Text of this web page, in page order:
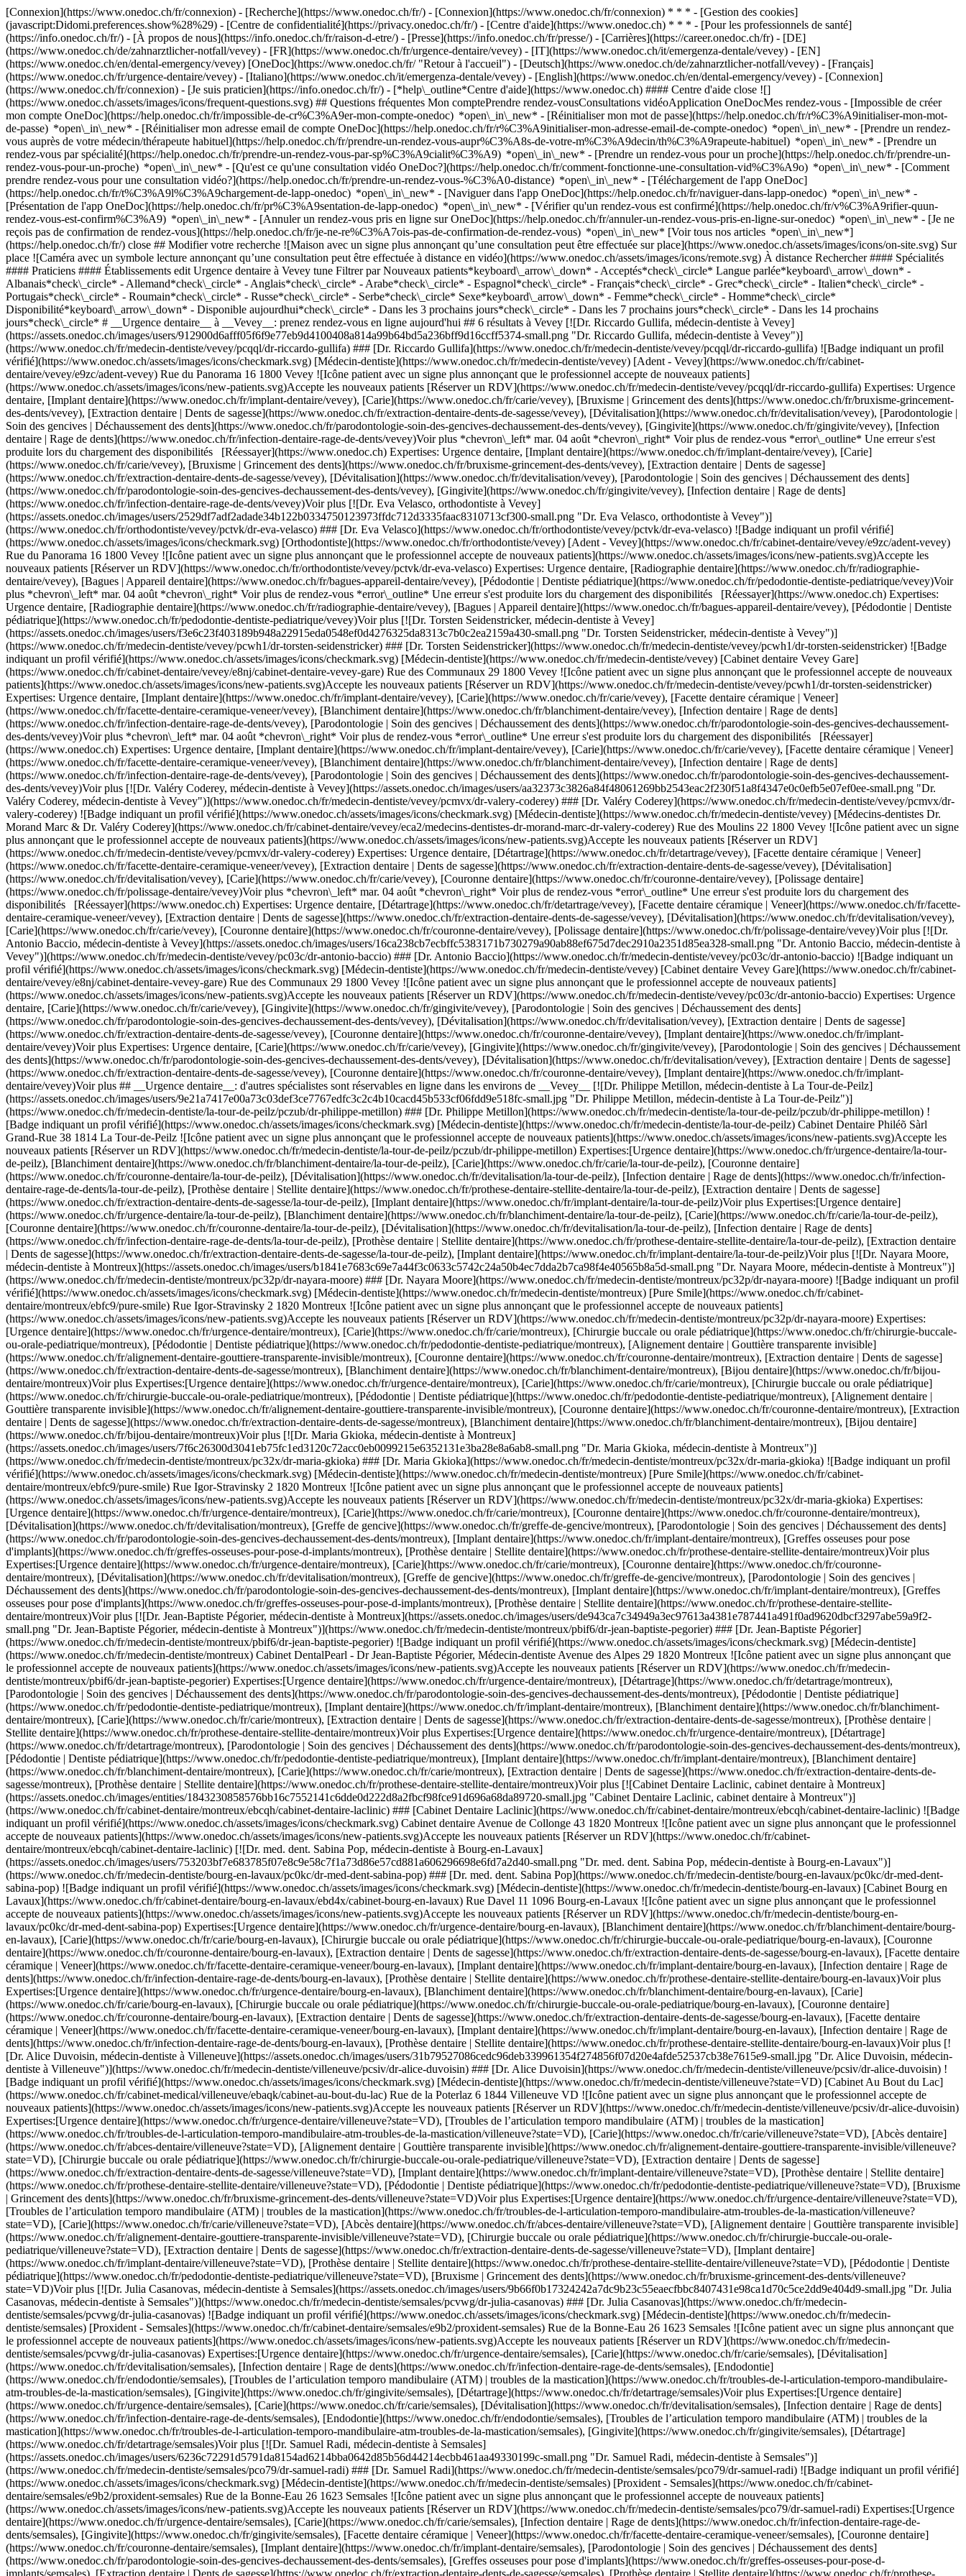
[Connexion](https://www.onedoc.ch/fr/connexion) - [Recherche](https://www.onedoc.ch/fr/) - [Connexion](https://www.onedoc.ch/fr/connexion) * * * - [Gestion des cookies]
(javascript:Didomi.preferences.show%28%29) - [Centre de confidentialité](https://privacy.onedoc.ch/fr/) - [Centre d'aide](https://www.onedoc.ch) * * * - [Pour les professionnels de santé]
(https://info.onedoc.ch/fr/) - [À propos de nous](https://info.onedoc.ch/fr/raison-d-etre/) - [Presse](https://info.onedoc.ch/fr/presse/) - [Carrières](https://career.onedoc.ch/fr) - [DE]
(https://www.onedoc.ch/de/zahnarztlicher-notfall/vevey) - [FR](https://www.onedoc.ch/fr/urgence-dentaire/vevey) - [IT](https://www.onedoc.ch/it/emergenza-dentale/vevey) - [EN]
(https://www.onedoc.ch/en/dental-emergency/vevey) [OneDoc](https://www.onedoc.ch/fr/ "Retour à l'accueil") - [Deutsch](https://www.onedoc.ch/de/zahnarztlicher-notfall/vevey) - [Français]
(https://www.onedoc.ch/fr/urgence-dentaire/vevey) - [Italiano](https://www.onedoc.ch/it/emergenza-dentale/vevey) - [English](https://www.onedoc.ch/en/dental-emergency/vevey) - [Connexion]
(https://www.onedoc.ch/fr/connexion) - [Je suis praticien](https://info.onedoc.ch/fr/) - [*help\_outline*Centre d'aide](https://www.onedoc.ch) #### Centre d'aide close ![]
(https://www.onedoc.ch/assets/images/icons/frequent-questions.svg) ## Questions fréquentes Mon comptePrendre rendez-vousConsultations vidéoApplication OneDocMes rendez-vous - [Impossible de créer
mon compte OneDoc](https://help.onedoc.ch/fr/impossible-de-cr%C3%A9er-mon-compte-onedoc) *open\_in\_new* - [Réinitialiser mon mot de passe](https://help.onedoc.ch/fr/r%C3%A9initialiser-mon-mot-
de-passe) *open\_in\_new* - [Réinitialiser mon adresse email de compte OneDoc](https://help.onedoc.ch/fr/r%C3%A9initialiser-mon-adresse-email-de-compte-onedoc) *open\_in\_new* - [Prendre un rendez-
vous auprès de votre médecin/thérapeute habituel](https://help.onedoc.ch/fr/prendre-un-rendez-vous-aupr%C3%A8s-de-votre-m%C3%A9decin/th%C3%A9rapeute-habituel) *open\_in\_new* - [Prendre un
rendez-vous par spécialité](https://help.onedoc.ch/fr/prendre-un-rendez-vous-par-sp%C3%A9cialit%C3%A9) *open\_in\_new* - [Prendre un rendez-vous pour un proche](https://help.onedoc.ch/fr/prendre-un-
rendez-vous-pour-un-proche) *open\_in\_new* - [Qu'est ce qu'une consultation vidéo OneDoc?](https://help.onedoc.ch/fr/comment-fonctionne-une-consultation-vid%C3%A9o) *open\_in\_new* - [Comment
prendre rendez-vous pour une consultation vidéo?](https://help.onedoc.ch/fr/prendre-un-rendez-vous-%C3%A0-distance) *open\_in\_new* - [Téléchargement de l'app OneDoc]
(https://help.onedoc.ch/fr/t%C3%A9l%C3%A9chargement-de-lapp-onedoc) *open\_in\_new* - [Naviguer dans l'app OneDoc](https://help.onedoc.ch/fr/naviguer-dans-lapp-onedoc) *open\_in\_new* -
[Présentation de l'app OneDoc](https://help.onedoc.ch/fr/pr%C3%A9sentation-de-lapp-onedoc) *open\_in\_new* - [Vérifier qu'un rendez-vous est confirmé](https://help.onedoc.ch/fr/v%C3%A9rifier-quun-rendez-vous-est-confirm%C3%A9) *open\_in\_new* - [Annuler un rendez-vous pris en ligne sur OneDoc](https://help.onedoc.ch/fr/annuler-un-rendez-vous-pris-en-ligne-sur-onedoc) *open\_in\_new* - [Je ne reçois pas de confirmation de rendez-vous](https://help.onedoc.ch/fr/je-ne-re%C3%A7ois-pas-de-confirmation-de-rendez-vous) *open\_in\_new* [Voir tous nos articles *open\_in\_new*](https://help.onedoc.ch/fr/) close ## Modifier votre recherche ![Maison avec un signe plus annonçant qu’une consultation peut être effectuée sur place](https://www.onedoc.ch/assets/images/icons/on-site.svg) Sur place ![Caméra avec un symbole lecture annonçant qu’une consultation peut être effectuée à distance en vidéo](https://www.onedoc.ch/assets/images/icons/remote.svg) À distance Rechercher #### Spécialités #### Praticiens #### Établissements edit Urgence dentaire à Vevey tune Filtrer par Nouveaux patients*keyboard\_arrow\_down* - Acceptés*check\_circle* Langue parlée*keyboard\_arrow\_down* - Albanais*check\_circle* - Allemand*check\_circle* - Anglais*check\_circle* - Arabe*check\_circle* - Espagnol*check\_circle* - Français*check\_circle* - Grec*check\_circle* - Italien*check\_circle* - Portugais*check\_circle* - Roumain*check\_circle* - Russe*check\_circle* - Serbe*check\_circle* Sexe*keyboard\_arrow\_down* - Femme*check\_circle* - Homme*check\_circle* Disponibilité*keyboard\_arrow\_down* - Disponible aujourdhui*check\_circle* - Dans les 3 prochains jours*check\_circle* - Dans les 7 prochains jours*check\_circle* - Dans les 14 prochains jours*check\_circle* # __Urgence dentaire__ à __Vevey__: prenez rendez-vous en ligne aujourd'hui ## 6 résultats à Vevey [![Dr. Riccardo Gullifa, médecin-dentiste à Vevey](https://assets.onedoc.ch/images/users/912900d6afff05f6f9e77eb9d4100408a814a99b64bd5a236bff9d16ccff5374-small.png "Dr. Riccardo Gullifa, médecin-dentiste à Vevey")](https://www.onedoc.ch/fr/medecin-dentiste/vevey/pcqql/dr-riccardo-gullifa) ### [Dr. Riccardo Gullifa](https://www.onedoc.ch/fr/medecin-dentiste/vevey/pcqql/dr-riccardo-gullifa) ![Badge indiquant un profil vérifié](https://www.onedoc.ch/assets/images/icons/checkmark.svg) [Médecin-dentiste](https://www.onedoc.ch/fr/medecin-dentiste/vevey) [Adent - Vevey](https://www.onedoc.ch/fr/cabinet-dentaire/vevey/e9zc/adent-vevey) Rue du Panorama 16 1800 Vevey ![Icône patient avec un signe plus annonçant que le professionnel accepte de nouveaux patients](https://www.onedoc.ch/assets/images/icons/new-patients.svg)Accepte les nouveaux patients [Réserver un RDV](https://www.onedoc.ch/fr/medecin-dentiste/vevey/pcqql/dr-riccardo-gullifa) Expertises: Urgence dentaire, [Implant dentaire](https://www.onedoc.ch/fr/implant-dentaire/vevey), [Carie](https://www.onedoc.ch/fr/carie/vevey), [Bruxisme | Grincement des dents](https://www.onedoc.ch/fr/bruxisme-grincement-des-dents/vevey), [Extraction dentaire | Dents de sagesse](https://www.onedoc.ch/fr/extraction-dentaire-dents-de-sagesse/vevey), [Dévitalisation](https://www.onedoc.ch/fr/devitalisation/vevey), [Parodontologie | Soin des gencives | Déchaussement des dents](https://www.onedoc.ch/fr/parodontologie-soin-des-gencives-dechaussement-des-dents/vevey), [Gingivite](https://www.onedoc.ch/fr/gingivite/vevey), [Infection dentaire | Rage de dents](https://www.onedoc.ch/fr/infection-dentaire-rage-de-dents/vevey)Voir plus *chevron\_left* mar. 04 août *chevron\_right* Voir plus de rendez-vous *error\_outline* Une erreur s'est produite lors du chargement des disponibilités [Réessayer](https://www.onedoc.ch) Expertises: Urgence dentaire, [Implant dentaire](https://www.onedoc.ch/fr/implant-dentaire/vevey), [Carie](https://www.onedoc.ch/fr/carie/vevey), [Bruxisme | Grincement des dents](https://www.onedoc.ch/fr/bruxisme-grincement-des-dents/vevey), [Extraction dentaire | Dents de sagesse](https://www.onedoc.ch/fr/extraction-dentaire-dents-de-sagesse/vevey), [Dévitalisation](https://www.onedoc.ch/fr/devitalisation/vevey), [Parodontologie | Soin des gencives | Déchaussement des dents](https://www.onedoc.ch/fr/parodontologie-soin-des-gencives-dechaussement-des-dents/vevey), [Gingivite](https://www.onedoc.ch/fr/gingivite/vevey), [Infection dentaire | Rage de dents](https://www.onedoc.ch/fr/infection-dentaire-rage-de-dents/vevey)Voir plus [![Dr. Eva Velasco, orthodontiste à Vevey](https://assets.onedoc.ch/images/users/2529df7adf2adade34b122b0334750123973ffdc712d3335faac8310713cf300-small.png "Dr. Eva Velasco, orthodontiste à Vevey")](https://www.onedoc.ch/fr/orthodontiste/vevey/pctvk/dr-eva-velasco) ### [Dr. Eva Velasco](https://www.onedoc.ch/fr/orthodontiste/vevey/pctvk/dr-eva-velasco) ![Badge indiquant un profil vérifié](https://www.onedoc.ch/assets/images/icons/checkmark.svg) [Orthodontiste](https://www.onedoc.ch/fr/orthodontiste/vevey) [Adent - Vevey](https://www.onedoc.ch/fr/cabinet-dentaire/vevey/e9zc/adent-vevey) Rue du Panorama 16 1800 Vevey ![Icône patient avec un signe plus annonçant que le professionnel accepte de nouveaux patients](https://www.onedoc.ch/assets/images/icons/new-patients.svg)Accepte les nouveaux patients [Réserver un RDV](https://www.onedoc.ch/fr/orthodontiste/vevey/pctvk/dr-eva-velasco) Expertises: Urgence dentaire, [Radiographie dentaire](https://www.onedoc.ch/fr/radiographie-dentaire/vevey), [Bagues | Appareil dentaire](https://www.onedoc.ch/fr/bagues-appareil-dentaire/vevey), [Pédodontie | Dentiste pédiatrique](https://www.onedoc.ch/fr/pedodontie-dentiste-pediatrique/vevey)Voir plus *chevron\_left* mar. 04 août *chevron\_right* Voir plus de rendez-vous *error\_outline* Une erreur s'est produite lors du chargement des disponibilités [Réessayer](https://www.onedoc.ch) Expertises: Urgence dentaire, [Radiographie dentaire](https://www.onedoc.ch/fr/radiographie-dentaire/vevey), [Bagues | Appareil dentaire](https://www.onedoc.ch/fr/bagues-appareil-dentaire/vevey), [Pédodontie | Dentiste pédiatrique](https://www.onedoc.ch/fr/pedodontie-dentiste-pediatrique/vevey)Voir plus [![Dr. Torsten Seidenstricker, médecin-dentiste à Vevey](https://assets.onedoc.ch/images/users/f3e6c23f403189b948a22915eda0548ef0d4276325da8313c7b0c2ea2159a430-small.png "Dr. Torsten Seidenstricker, médecin-dentiste à Vevey")](https://www.onedoc.ch/fr/medecin-dentiste/vevey/pcwh1/dr-torsten-seidenstricker) ### [Dr. Torsten Seidenstricker](https://www.onedoc.ch/fr/medecin-dentiste/vevey/pcwh1/dr-torsten-seidenstricker) ![Badge indiquant un profil vérifié](https://www.onedoc.ch/assets/images/icons/checkmark.svg) [Médecin-dentiste](https://www.onedoc.ch/fr/medecin-dentiste/vevey) [Cabinet dentaire Vevey Gare](https://www.onedoc.ch/fr/cabinet-dentaire/vevey/e8nj/cabinet-dentaire-vevey-gare) Rue des Communaux 29 1800 Vevey ![Icône patient avec un signe plus annonçant que le professionnel accepte de nouveaux patients](https://www.onedoc.ch/assets/images/icons/new-patients.svg)Accepte les nouveaux patients [Réserver un RDV](https://www.onedoc.ch/fr/medecin-dentiste/vevey/pcwh1/dr-torsten-seidenstricker) Expertises: Urgence dentaire, [Implant dentaire](https://www.onedoc.ch/fr/implant-dentaire/vevey), [Carie](https://www.onedoc.ch/fr/carie/vevey), [Facette dentaire céramique | Veneer](https://www.onedoc.ch/fr/facette-dentaire-ceramique-veneer/vevey), [Blanchiment dentaire](https://www.onedoc.ch/fr/blanchiment-dentaire/vevey), [Infection dentaire | Rage de dents](https://www.onedoc.ch/fr/infection-dentaire-rage-de-dents/vevey), [Parodontologie | Soin des gencives | Déchaussement des dents](https://www.onedoc.ch/fr/parodontologie-soin-des-gencives-dechaussement-des-dents/vevey)Voir plus *chevron\_left* mar. 04 août *chevron\_right* Voir plus de rendez-vous *error\_outline* Une erreur s'est produite lors du chargement des disponibilités [Réessayer](https://www.onedoc.ch) Expertises: Urgence dentaire, [Implant dentaire](https://www.onedoc.ch/fr/implant-dentaire/vevey), [Carie](https://www.onedoc.ch/fr/carie/vevey), [Facette dentaire céramique | Veneer](https://www.onedoc.ch/fr/facette-dentaire-ceramique-veneer/vevey), [Blanchiment dentaire](https://www.onedoc.ch/fr/blanchiment-dentaire/vevey), [Infection dentaire | Rage de dents](https://www.onedoc.ch/fr/infection-dentaire-rage-de-dents/vevey), [Parodontologie | Soin des gencives | Déchaussement des dents](https://www.onedoc.ch/fr/parodontologie-soin-des-gencives-dechaussement-des-dents/vevey)Voir plus [![Dr. Valéry Coderey, médecin-dentiste à Vevey](https://assets.onedoc.ch/images/users/aa32373c3826a84f48061269bb2543eac2f230f51a8f4347e0c0efb5e07ef0ee-small.png "Dr. Valéry Coderey, médecin-dentiste à Vevey")](https://www.onedoc.ch/fr/medecin-dentiste/vevey/pcmvx/dr-valery-coderey) ### [Dr. Valéry Coderey](https://www.onedoc.ch/fr/medecin-dentiste/vevey/pcmvx/dr-valery-coderey) ![Badge indiquant un profil vérifié](https://www.onedoc.ch/assets/images/icons/checkmark.svg) [Médecin-dentiste](https://www.onedoc.ch/fr/medecin-dentiste/vevey) [Médecins-dentistes Dr. Morand Marc & Dr. Valéry Coderey](https://www.onedoc.ch/fr/cabinet-dentaire/vevey/eca2/medecins-dentistes-dr-morand-marc-dr-valery-coderey) Rue des Moulins 22 1800 Vevey ![Icône patient avec un signe plus annonçant que le professionnel accepte de nouveaux patients](https://www.onedoc.ch/assets/images/icons/new-patients.svg)Accepte les nouveaux patients [Réserver un RDV](https://www.onedoc.ch/fr/medecin-dentiste/vevey/pcmvx/dr-valery-coderey) Expertises: Urgence dentaire, [Détartrage](https://www.onedoc.ch/fr/detartrage/vevey), [Facette dentaire céramique | Veneer](https://www.onedoc.ch/fr/facette-dentaire-ceramique-veneer/vevey), [Extraction dentaire | Dents de sagesse](https://www.onedoc.ch/fr/extraction-dentaire-dents-de-sagesse/vevey), [Dévitalisation](https://www.onedoc.ch/fr/devitalisation/vevey), [Carie](https://www.onedoc.ch/fr/carie/vevey), [Couronne dentaire](https://www.onedoc.ch/fr